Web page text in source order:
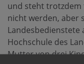
und steht trotzdem
nicht werden, aber
Landesbedienstete
Hochschule des
Mutter von drei